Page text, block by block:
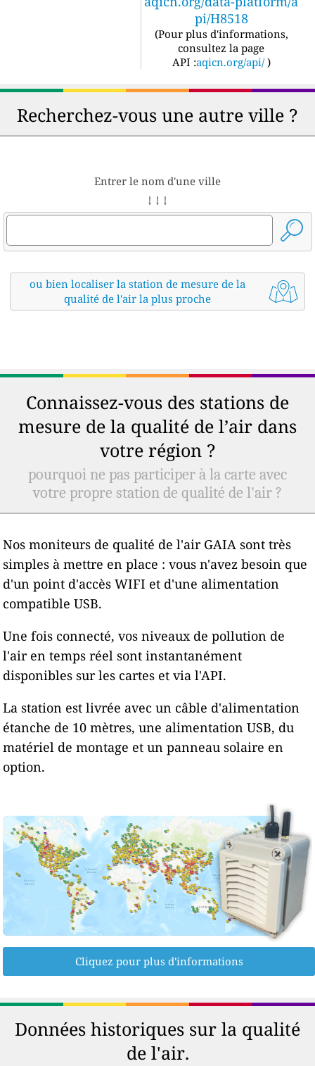
pi/H8518
(Pour plus d'informations,
consultez la page
API :aqicn.org/api/ )
Recherchez-vous une autre ville ?
Entrer le nom d'une ville
↓ ↓ ↓
ou bien localiser la station de mesure de la
qualité de l'air la plus proche
Connaissez-vous des stations de
mesure de la qualité de l’air dans
votre région ?
pourquoi ne pas participer à la carte avec
votre propre station de qualité de l'air ?
Nos moniteurs de qualité de l'air GAIA sont très
simples à mettre en place : vous n'avez besoin que
d'un point d'accès WIFI et d'une alimentation
compatible USB.
Une fois connecté, vos niveaux de pollution de
l'air en temps réel sont instantanément
disponibles sur les cartes et via l'API.
La station est livrée avec un câble d'alimentation
étanche de 10 mètres, une alimentation USB, du
matériel de montage et un panneau solaire en
option.
Cliquez pour plus d'informations
Données historiques sur la qualité
de l'air.